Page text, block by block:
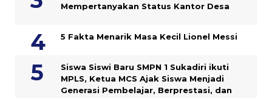
Mempertanyakan Status Kantor Desa
5 Fakta Menarik Masa Kecil Lionel Messi
Siswa Siswi Baru SMPN 1 Sukadiri ikuti
MPLS, Ketua MCS Ajak Siswa Menjadi
Generasi Pembelajar, Berprestasi, dan